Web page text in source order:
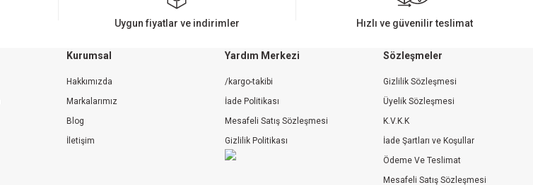
Gönder
Uygun fiyatlar ve indirimler Hızlı ve güvenilir teslimat
Kurumsal
Hakkımızda
Markalarımız
Blog
İletişim
Yardım Merkezi
/kargo-takibi
İade Politikası
Mesafeli Satış Sözleşmesi
Gizlilik Politikası
Sözleşmeler
Gizlilik Sözleşmesi
Üyelik Sözleşmesi
K.V.K.K
İade Şartları ve Koşullar
Ödeme Ve Teslimat
Mesafeli Satış Sözleşmesi